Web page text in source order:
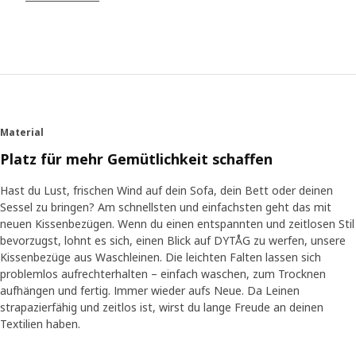
Wenn er Flecken hat oder aufgefrischt werden muss,
und erspart dir das Bügeln. Dank der genähten Kante –
einer sogenannten französischen Naht – behält der
Kissenbezüge in leicht erdigen und natürlichen Tönen
gehalten. „Diese Farben passen sehr gut zum Leinenstoff
und sind auf die übrige DYTÅG Kollektion abgestimmt, in
der du Gardinen und Bettwäsche aus Leinen findest.“
Ein Material, das lange hält
Die Liebe zu Leinen ist nichts Neues – der Mensch nutzt
und verarbeitet dieses Naturmaterial schon seit
Material
Platz für mehr Gemütlichkeit schaffen
Hast du Lust, frischen Wind auf dein Sofa, dein Bett oder deinen
Sessel zu bringen? Am schnellsten und einfachsten geht das mit
neuen Kissenbezügen. Wenn du einen entspannten und zeitlosen Stil
bevorzugst, lohnt es sich, einen Blick auf DYTÅG zu werfen, unsere
Kissenbezüge aus Waschleinen. Die leichten Falten lassen sich
problemlos aufrechterhalten – einfach waschen, zum Trocknen
aufhängen und fertig. Immer wieder aufs Neue. Da Leinen
strapazierfähig und zeitlos ist, wirst du lange Freude an deinen
Textilien haben.